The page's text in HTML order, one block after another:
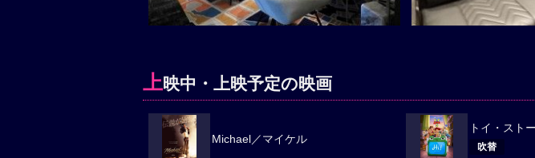
上映中・上映予定の映画
Michael／マイケル
トイ・スト
吹替